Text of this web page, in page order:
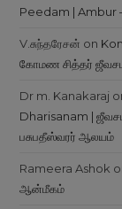
Peedam | Ambur
V.சுந்தரேசன் on
கோமண சித்தர்
Dr m. Kanakaraj
Dharisanam |
பசுபதீஸ்வரர் ஆலயம்
Rameera Ashok
ஆன்மீகம்